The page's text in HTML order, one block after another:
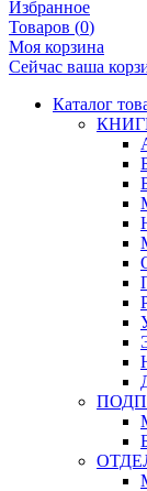
Избранное
Товаров (0)
Моя корзина
Сейчас ваша
Каталог